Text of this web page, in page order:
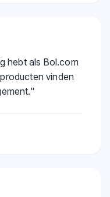
hebt als Bol.com
vinden
"